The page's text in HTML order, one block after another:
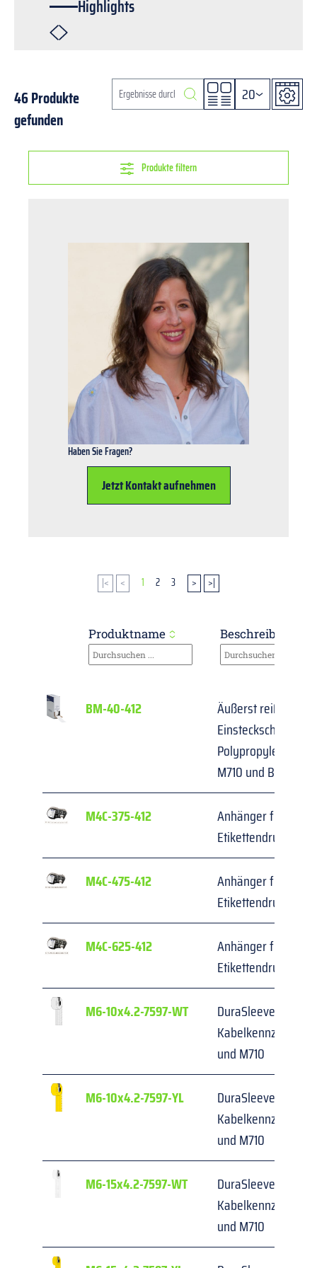
Highlights
46 Produkte
gefunden
20
Produkte filtern
Haben Sie Fragen?
Jetzt Kontakt aufnehmen
|< < 1 2 3 > >|
Produktname Beschreibung
BM-40-412
Äußerst reißfeste
Einsteckschilder/
Polypropylen für
M710 und BMP71
M4C-375-412
Anhänger für
Etikettendrucker
M4C-475-412
Anhänger für
Etikettendrucker
M4C-625-412
Anhänger für
Etikettendrucker
M6-10x4.2-7597-WT
DuraSleeve
und M710
M6-10x4.2-7597-YL
DuraSleeve
und M710
M6-15x4.2-7597-WT
DuraSleeve
und M710